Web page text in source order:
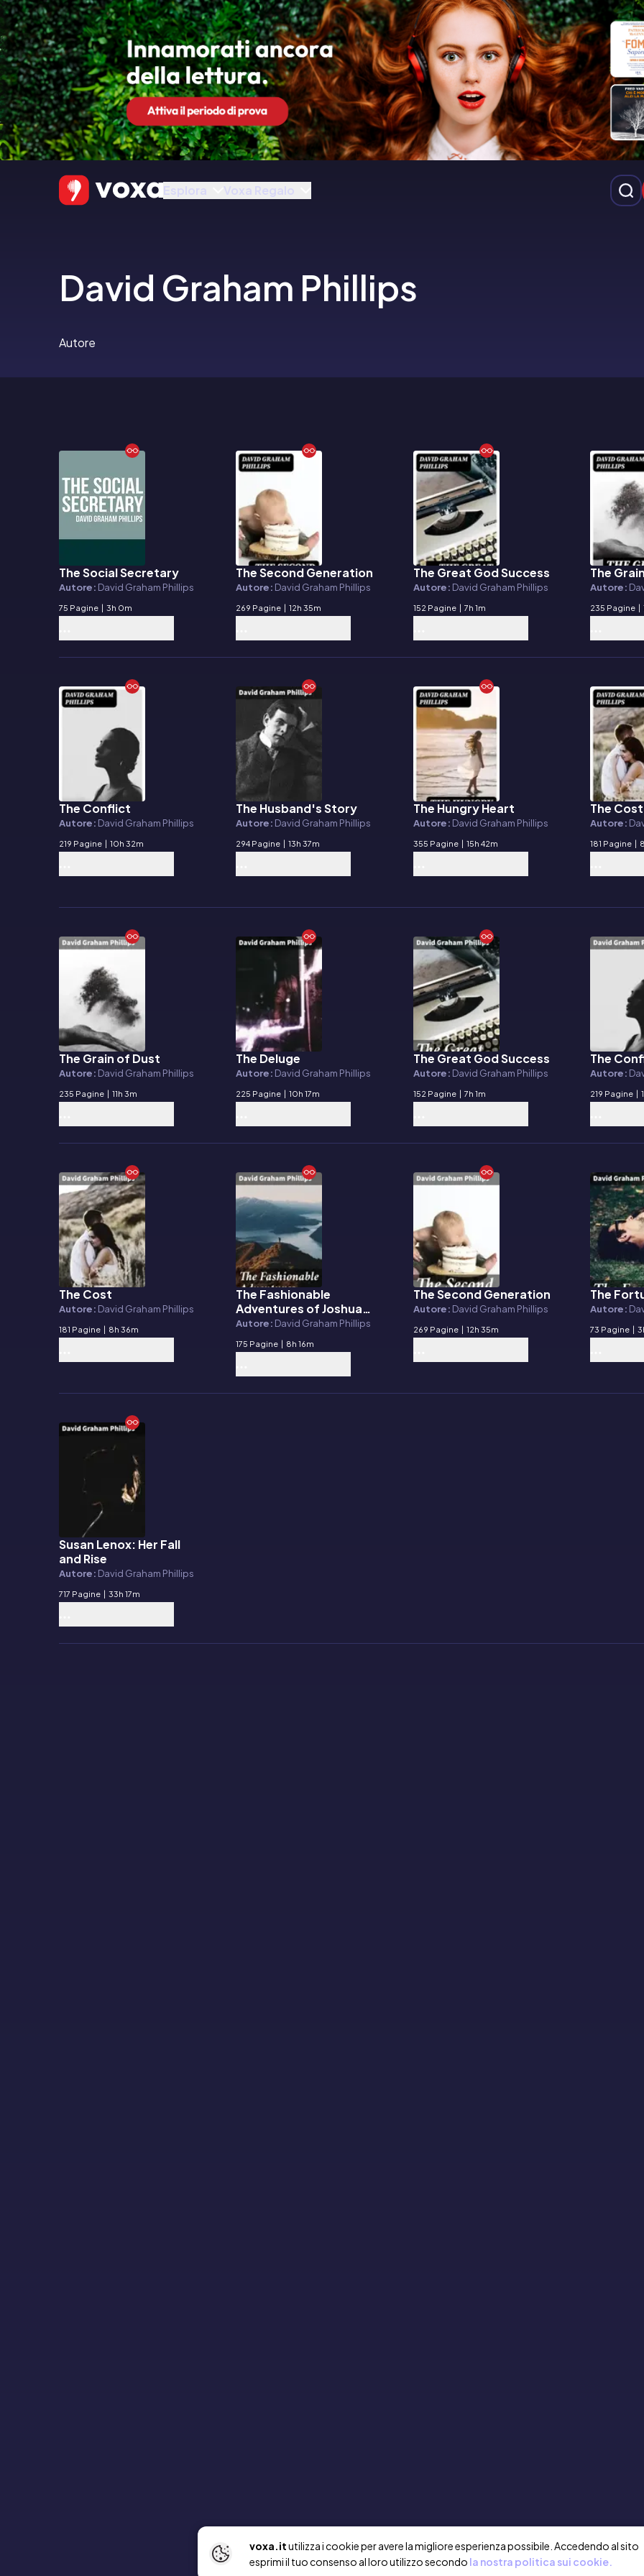
Esplora Voxa Regalo
David Graham Phillips
Autore
E-book
The Social Secretary
Autore: David Graham Phillips
75 Pagine | 3h 0m
E-book
The Second Generation
Autore: David Graham Phillips
269 Pagine | 12h 35m
E-book
The Great God Success
Autore: David Graham Phillips
152 Pagine | 7h 1m
E-book
The
Autore:
235 Pagine |
E-book
The Conflict
Autore: David Graham Phillips
219 Pagine | 10h 32m
E-book
The Husband's Story
Autore: David Graham Phillips
294 Pagine | 13h 37m
E-book
The Hungry Heart
Autore: David Graham Phillips
355 Pagine | 15h 42m
E-book
The Cost
Autore:
181 Pagine |
E-book
The Grain of Dust
Autore: David Graham Phillips
235 Pagine | 11h 3m
E-book
The Deluge
Autore: David Graham Phillips
225 Pagine | 10h 17m
E-book
The Great God Success
Autore: David Graham Phillips
152 Pagine | 7h 1m
E-book
The
Autore:
219 Pagine |
E-book
The Cost
Autore: David Graham Phillips
181 Pagine | 8h 36m
E-book
The Fashionable
Adventures of Joshua
Craig
Autore: David Graham Phillips
175 Pagine | 8h 16m
E-book
The Second Generation
Autore: David Graham Phillips
269 Pagine | 12h 35m
E-book
The
Autore:
73 Pagine |
E-book
Susan Lenox: Her Fall
and Rise
Autore: David Graham Phillips
717 Pagine | 33h 17m
voxa.itutilizza i cookie per avere la migliore esperienza possibile. Accedendo al sito
esprimi il tuo consenso al loro utilizzo secondo la nostra politica sui cookie.